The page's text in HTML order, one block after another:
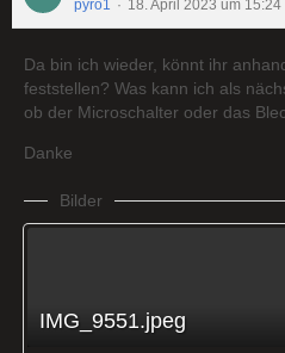
pyro1 18. April 2023 um 15:24
Da bin ich wieder, könnt ihr
feststellen? Was kann ich als
ob der Microschalter oder das
Danke
Bilder
IMG_9551.jpeg